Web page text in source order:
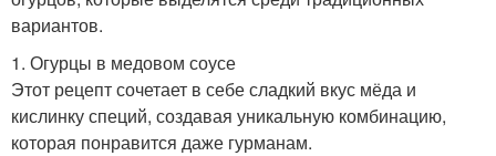
вариантов.
1. Огурцы в медовом соусе
Этот рецепт сочетает в себе сладкий вкус мёда и
кислинку специй, создавая уникальную комбинацию,
которая понравится даже гурманам.